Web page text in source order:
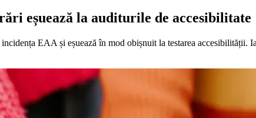
eșuează la auditurile de accesibilitate
EAA și eșuează în mod obișnuit la testarea accesibilității.